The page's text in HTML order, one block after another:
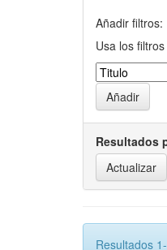
Añadir filtros:
Usa los
Resultados
Resultados